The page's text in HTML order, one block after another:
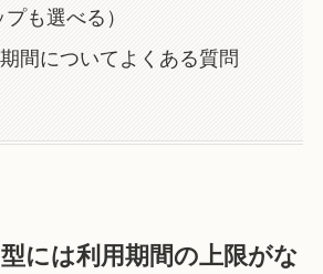
も選べる）
間についてよくある質問
には利用期間の上限がな